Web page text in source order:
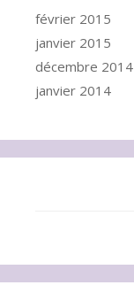
février 2015
janvier 2015
décembre 2014
janvier 2014